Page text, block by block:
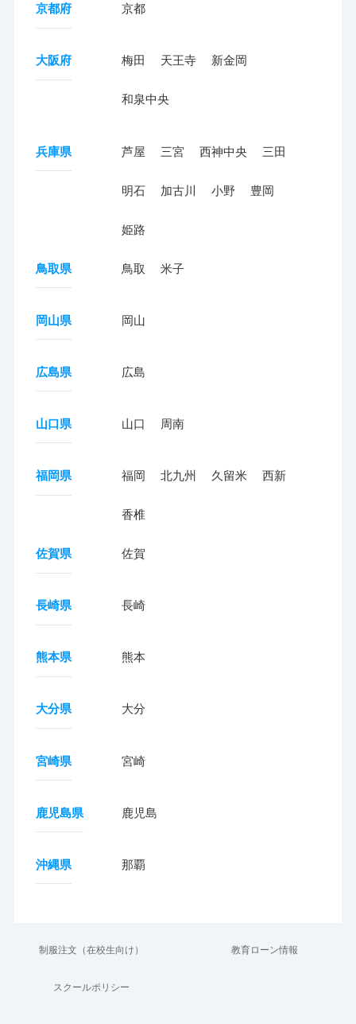
京都府 京都
大阪府 梅田 天王寺 新金岡
和泉中央
兵庫県 芦屋 三宮 西神中央 三田
明石 加古川 小野 豊岡
姫路
鳥取県 鳥取 米子
岡山県 岡山
広島県 広島
山口県 山口 周南
福岡県 福岡 北九州 久留米 西新
香椎
佐賀県 佐賀
長崎県 長崎
熊本県 熊本
大分県 大分
宮崎県 宮崎
鹿児島県 鹿児島
沖縄県 那覇
制服注文（在校生向け） 教育ローン情報
スクールポリシー